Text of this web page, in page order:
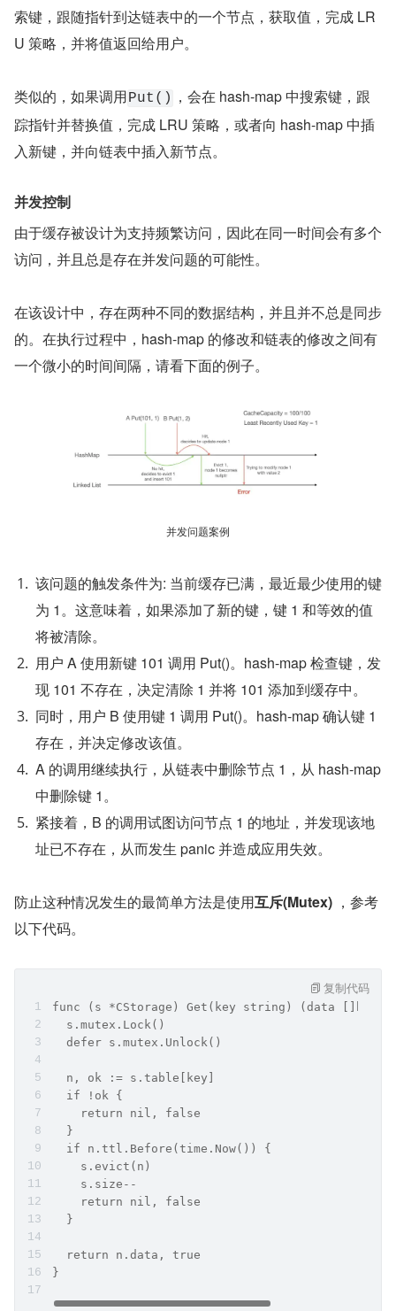
索键，跟随指针到达链表中的一个节点，获取值，完成 LR
U 策略，并将值返回给用户。
类似的，如果调用Put()
，会在 hash-map 中搜索键，跟
踪指针并替换值，完成 LRU 策略，或者向 hash-map 中插
入新键，并向链表中插入新节点。
并发控制
由于缓存被设计为支持频繁访问，因此在同一时间会有多个
访问，并且总是存在并发问题的可能性。
在该设计中，存在两种不同的数据结构，并且并不总是同步
的。在执行过程中，hash-map 的修改和链表的修改之间有
一个微小的时间间隔，请看下面的例子。
并发问题案例
该问题的触发条件为: 当前缓存已满，最近最少使用的键
为 1。这意味着，如果添加了新的键，键 1 和等效的值
将被清除。
用户 A 使用新键 101 调用 Put()。hash-map 检查键，发
现 101 不存在，决定清除 1 并将 101 添加到缓存中。
同时，用户 B 使用键 1 调用 Put()。hash-map 确认键 1
存在，并决定修改该值。
A 的调用继续执行，从链表中删除节点 1，从 hash-map
中删除键 1。
紧接着，B 的调用试图访问节点 1 的地址，并发现该地
址已不存在，从而发生 panic 并造成应用失效。
防止这种情况发生的最简单方法是使用互斥(Mutex) ，参考
以下代码。
func (s *CStorage) Get(key string) (data
  s.mutex.Lock()
  defer s.mutex.Unlock()
  n, ok := s.table[key]
  if !ok {
    return nil, false
  }
  if n.ttl.Before(time.Now()) {
    s.evict(n)
    s.size--
    return nil, false
  }
  return n.data, true
}
复制代码